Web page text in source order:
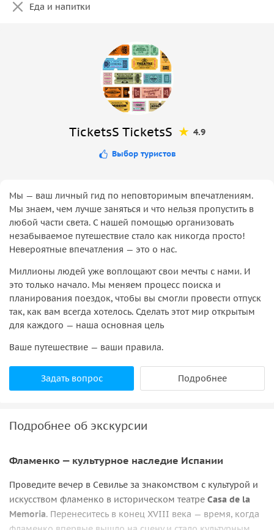
Еда и напитки
TicketsS TicketsS 4.9
Выбор туристов
Мы — ваш личный гид по неповторимым впечатлениям.
Мы знаем, чем лучше заняться и что нельзя пропустить в
любой части света. С нашей помощью организовать
незабываемое путешествие стало как никогда просто!
Невероятные впечатления — это о нас.
Миллионы людей уже воплощают свои мечты с нами. И
это только начало. Мы меняем процесс поиска и
планирования поездок, чтобы вы смогли провести отпуск
так, как вам всегда хотелось. Сделать этот мир открытым
для каждого — наша основная цель
Ваше путешествие — ваши правила.
Задать вопрос Подробнее
Подробнее об экскурсии
Фламенко — культурное наследие Испании
Проведите вечер в Севилье за знакомством с культурой и
искусством фламенко в историческом театре Casa de la
Memoria. Перенеситесь в конец XVIII века — время, когда